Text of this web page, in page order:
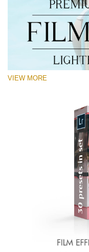
VIEW MORE